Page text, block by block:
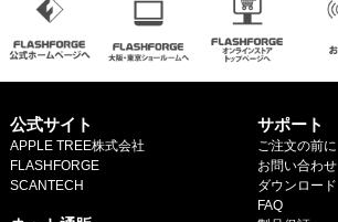
公式サイト
APPLE TREE株式会社
FLASHFORGE
SCANTECH
サポート
ご注文の前に
お問い合わせ
ダウンロード
FAQ